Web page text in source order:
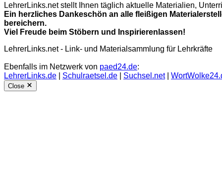
LehrerLinks.net stellt Ihnen täglich aktuelle Materialien,
Ein herzliches Dankeschön an alle fleißigen
bereichern.
Viel Freude beim Stöbern und Inspirierenlassen!
LehrerLinks.net - Link- und Materialsammlung für Lehrkräfte
Ebenfalls im Netzwerk von paed24.de:
LehrerLinks.de
Schulraetsel.de Suchsel.net|
Close